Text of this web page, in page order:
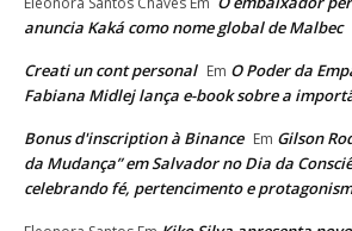
anuncia Kaká como nome global de Malbec
Creati un cont personal Em O Poder da
Fabiana Midlej lança e-book sobre a
Bonus d'inscription à Binance Em Gilson
da Mudança” em Salvador no Dia da
celebrando fé, pertencimento e